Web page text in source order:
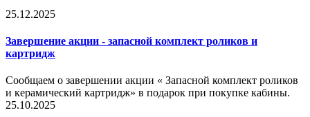
25.12.2025
Завершение акции - запасной комплект роликов и
картридж
Сообщаем о завершении акции « Запасной комплект роликов
и керамический картридж» в подарок при покупке кабины.
25.10.2025